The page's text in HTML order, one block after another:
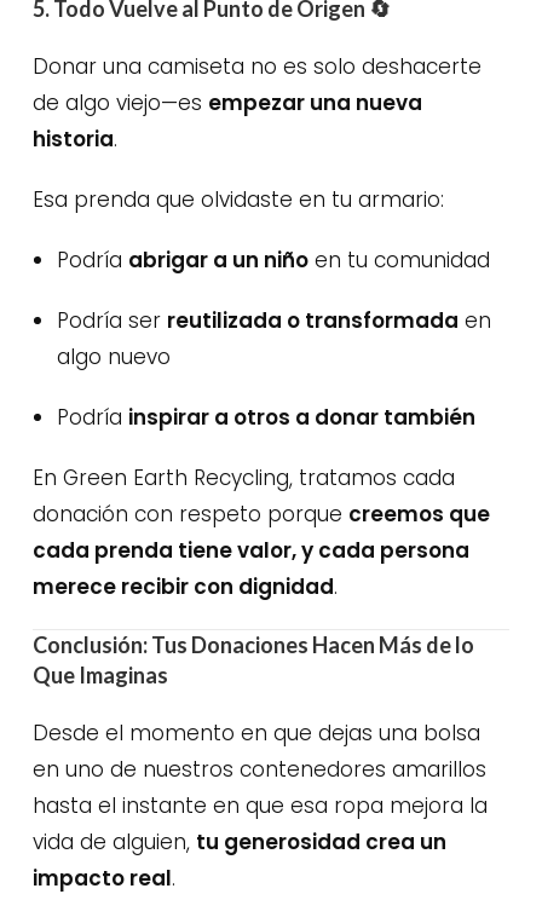
5. Todo Vuelve al Punto de Origen 🔄
Donar una camiseta no es solo deshacerte
de algo viejo—es empezar una nueva
historia.
Esa prenda que olvidaste en tu armario:
Podría abrigar a un niñoen tu comunidad
Podría ser reutilizada o transformada en
algo nuevo
Podría inspirar a otros a donar también
En Green Earth Recycling, tratamos cada
donación con respeto porque creemos que
cada prenda tiene valor, y cada persona
merece recibir con dignidad.
Conclusión: Tus Donaciones Hacen Más de lo
Que Imaginas
Desde el momento en que dejas una bolsa
en uno de nuestros contenedores amarillos
hasta el instante en que esa ropa mejora la
vida de alguien, tu generosidad crea un
impacto real.